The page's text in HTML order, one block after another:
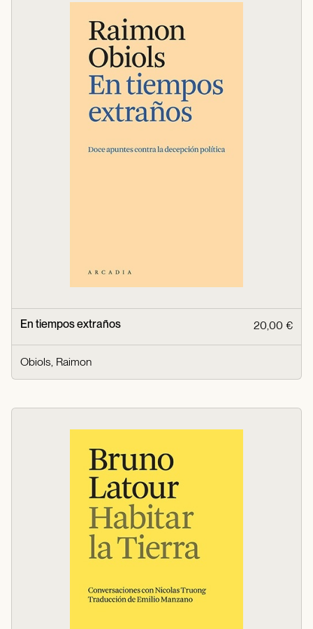
En tiempos extraños 20,00 €
Obiols, Raimon